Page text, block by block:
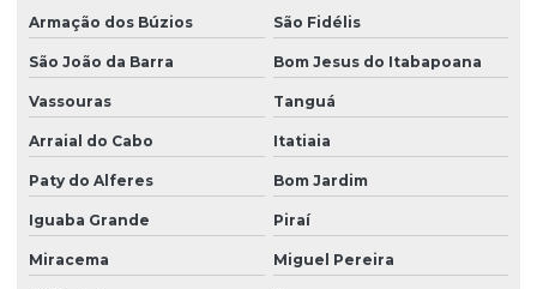
Torres de refrigeração industrial
Venda de retentor de gotas
Visita técnica em torres de resfriamento
Armação dos Búzios São Fidélis
São João da Barra Bom Jesus do Itabapoana
Vassouras Tanguá
Arraial do Cabo Itatiaia
Paty do Alferes Bom Jardim
Iguaba Grande Piraí
Miracema Miguel Pereira